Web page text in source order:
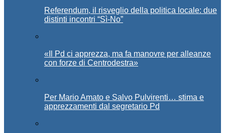
Referendum, il risveglio della politica locale: due
distinti incontri “Sì-No”
«Il Pd ci apprezza, ma fa manovre per alleanze
con forze di Centrodestra»
Per Mario Amato e Salvo Pulvirenti… stima e
apprezzamenti dal segretario Pd